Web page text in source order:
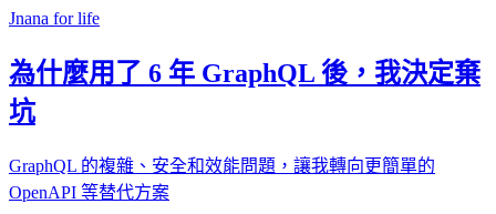
Jnana for life
為什麼用了 6 年 GraphQL 後，我決定棄
坑
GraphQL 的複雜、安全和效能問題，讓我轉向更簡單的
OpenAPI 等替代方案